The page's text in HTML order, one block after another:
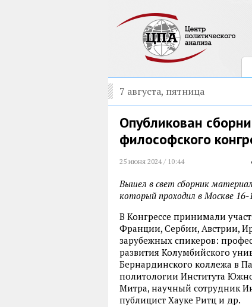
7 августа, пятница
Опубликован
философского
25 июня 2024 / 10:44
Вышел в свет сборник
который проходил в Москве 16-
В Конгрессе принимали
Франции, Сербии, Австрии,
зарубежных спикеров:
развития Колумбийского
Бернардинского коллежа в
политологии Института
Митра, научный сотрудник
публицист Хауке Ритц и др.